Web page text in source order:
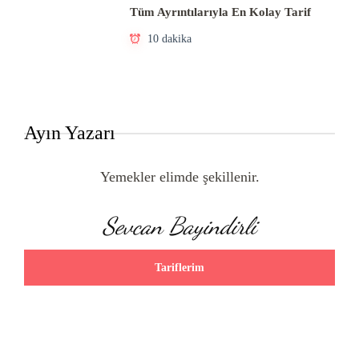
Tüm Ayrıntılarıyla En Kolay Tarif
10 dakika
Ayın Yazarı
Yemekler elimde şekillenir.
Sevcan Bayindirli
Tariflerim